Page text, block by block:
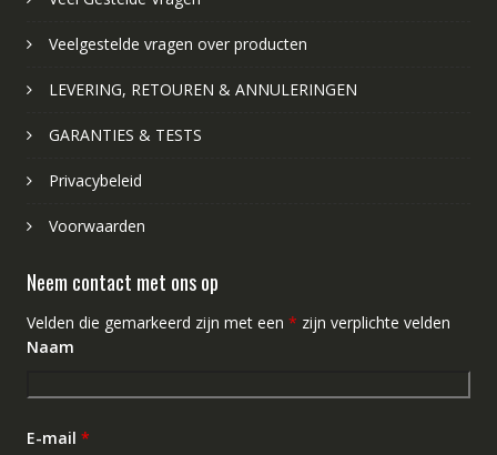
Veelgestelde vragen over producten
LEVERING, RETOUREN & ANNULERINGEN
GARANTIES & TESTS
Privacybeleid
Voorwaarden
Neem contact met ons op
Velden die gemarkeerd zijn met een * zijn verplichte velden
Naam
E-mail *